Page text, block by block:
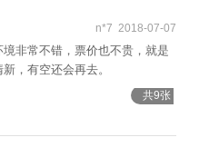
n*7 2018-07-07
非常不错，票价也不贵，就是
，有空还会再去。
共9张